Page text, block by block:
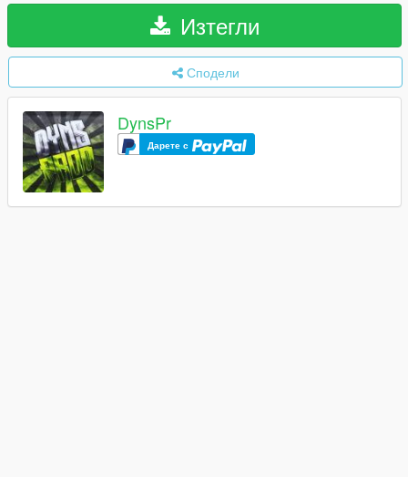
Изтегли
Сподели
DynsPr
Дарете с